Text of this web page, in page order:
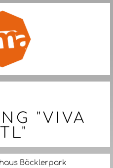
"VIVA
Böcklerpark